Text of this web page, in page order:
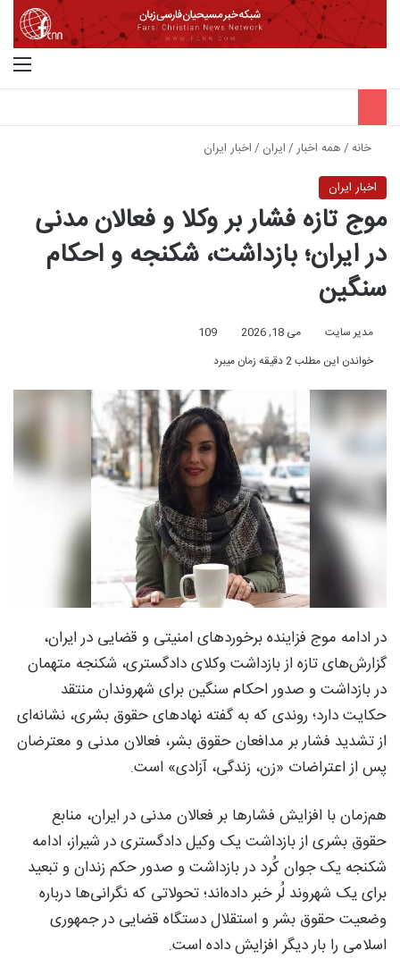
خانه/همه اخبار/ایران /اخبار ایران
اخبار ایران
موج تازه فشار بر وکلا و فعالان مدنی
در ایران؛ بازداشت، شکنجه و احکام
سنگین
مدیر سایت می 18, 2026
109
خواندن این مطلب 2 دقیقه زمان میبرد
در ادامه موج فزاینده برخوردهای امنیتی و قضایی در ایران،
گزارش‌های تازه از بازداشت وکلای دادگستری، شکنجه متهمان
در بازداشت و صدور احکام سنگین برای شهروندان منتقد
حکایت دارد؛ روندی که به گفته نهادهای حقوق بشری، نشانه‌ای
از تشدید فشار بر مدافعان حقوق بشر، فعالان مدنی و معترضان
پس از اعتراضات «زن، زندگی، آزادی» است.
هم‌زمان با افزایش فشارها بر فعالان مدنی در ایران، منابع
حقوق بشری از بازداشت یک وکیل دادگستری در شیراز، ادامه
شکنجه یک جوان کُرد در بازداشت و صدور حکم زندان و تبعید
برای یک شهروند لُر خبر داده‌اند؛ تحولاتی که نگرانی‌ها درباره
وضعیت حقوق بشر و استقلال دستگاه قضایی در جمهوری
اسلامی را بار دیگر افزایش داده است.